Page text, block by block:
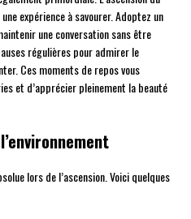
expérience à savourer. Adoptez un
une conversation sans être
régulières pour admirer le
Ces moments de repos vous
et d’apprécier pleinement la beauté
lors de l’ascension. Voici quelques